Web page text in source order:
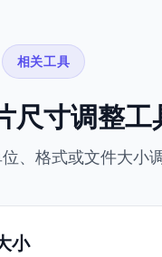
相关工具
尺寸调整工
、格式或文件大小调
小